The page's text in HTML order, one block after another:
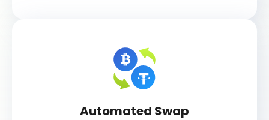
Automated Swap